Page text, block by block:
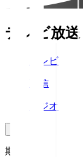
テレビ放送
テレビ
配信
ラジオ
期間